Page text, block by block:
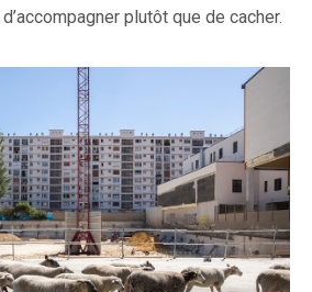
plutôt que de cacher.